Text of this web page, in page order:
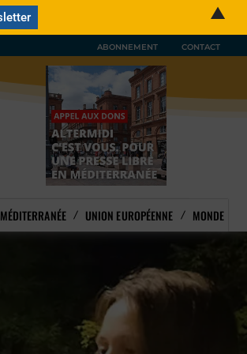
ABONNEMENT CONTACT
MÉDITERRANÉE UNION EUROPÉENNE MONDE
▲